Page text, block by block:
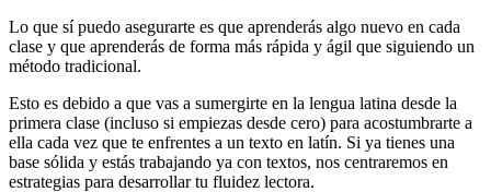
Lo que sí puedo asegurarte es que aprenderás algo nuevo en cada
clase y que aprenderás de forma más rápida y ágil que siguiendo un
método tradicional.
Esto es debido a que vas a sumergirte en la lengua latina desde la
primera clase (incluso si empiezas desde cero) para acostumbrarte a
ella cada vez que te enfrentes a un texto en latín. Si ya tienes una
base sólida y estás trabajando ya con textos, nos centraremos en
estrategias para desarrollar tu fluidez lectora.